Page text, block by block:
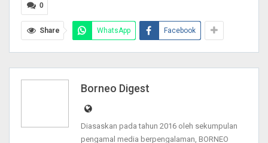
0
Share WhatsApp Facebook
Borneo Digest
Diasaskan pada tahun 2016 oleh sekumpulan
pengamal media berpengalaman, BORNEO